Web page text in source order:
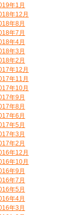
年1月
年12月
年8月
年7月
年4月
年3月
年2月
年12月
年11月
年10月
年9月
年8月
年6月
年5月
年3月
年2月
年12月
年10月
年9月
年7月
年5月
年4月
年3月